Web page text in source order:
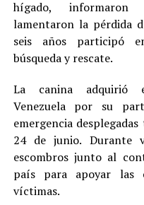
hígado, informaron
lamentaron la pérdida
seis años participó
búsqueda y rescate.
La canina adquirió
Venezuela por su
emergencia
24 de junio. Durante
escombros junto al
país para apoyar las
víctimas.